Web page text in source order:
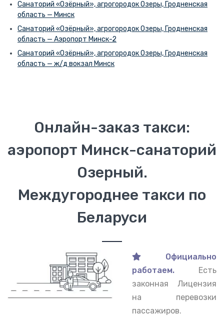
Санаторий «Озёрный», агрогородок Озеры, Гродненская
область — Минск
Санаторий «Озёрный», агрогородок Озеры, Гродненская
область — Аэропорт Минск-2
Санаторий «Озёрный», агрогородок Озеры, Гродненская
область — ж/д вокзал Минск
Онлайн-заказ такси:
аэропорт Минск-санаторий
Озерный.
Междугороднее такси по
Беларуси
Официально
работаем.
Есть
законная Лицензия
на перевозки
пассажиров.